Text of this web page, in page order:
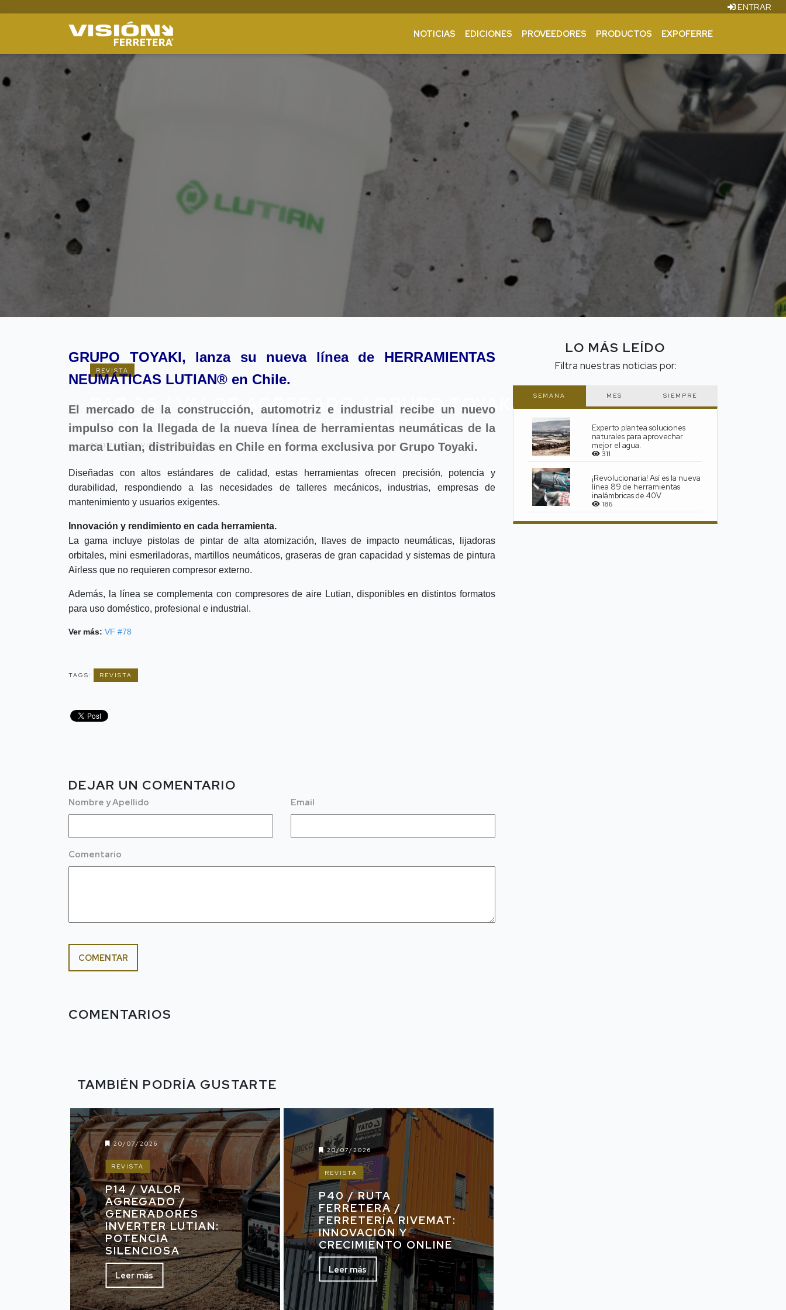
ENTRAR
NOTICIAS EDICIONES PROVEEDORES PRODUCTOS EXPOFERRE
REVISTA
PAG 26 / VALOR AGREGADO / GRUPO TOYAKI,
HERRAMIENTAS NEUMÁTICAS LUTIAN®
03/11/2025 -VISIÓNFERRETERA
GRUPO TOYAKI, lanza su nueva línea de HERRAMIENTAS
NEUMÁTICAS LUTIAN® en Chile.
El mercado de la construcción, automotriz e industrial recibe un nuevo
impulso con la llegada de la nueva línea de herramientas neumáticas de la
marca Lutian, distribuidas en Chile en forma exclusiva por Grupo Toyaki.
Diseñadas con altos estándares de calidad, estas herramientas ofrecen precisión, potencia y
durabilidad, respondiendo a las necesidades de talleres mecánicos, industrias, empresas de
mantenimiento y usuarios exigentes.
Innovación y rendimiento en cada herramienta.
La gama incluye pistolas de pintar de alta atomización, llaves de impacto neumáticas, lijadoras
orbitales, mini esmeriladoras, martillos neumáticos, graseras de gran capacidad y sistemas de pintura
Airless que no requieren compresor externo.
Además, la línea se complementa con compresores de aire Lutian, disponibles en distintos formatos
para uso doméstico, profesional e industrial.
Ver más: VF #78
TAGS: REVISTA
DEJAR UN COMENTARIO
Nombre y Apellido Email
Comentario
COMENTAR
COMENTARIOS
TAMBIÉN PODRÍA GUSTARTE
20/07/2026
REVISTA
P14 / VALOR
AGREGADO /
GENERADORES
INVERTER LUTIAN:
POTENCIA
SILENCIOSA
Leer más
20/07/2026
REVISTA
P40 / RUTA
FERRETERA /
FERRETERÍA RIVEMAT:
INNOVACIÓN Y
CRECIMIENTO ONLINE
Leer más
LO MÁS LEÍDO
Filtra nuestras noticias por:
SEMANA MES SIEMPRE
Experto plantea soluciones
naturales para aprovechar
mejor el agua.
311
¡Revolucionaria! Así es la nueva
línea 89 de herramientas
inalámbricas de 40V
186